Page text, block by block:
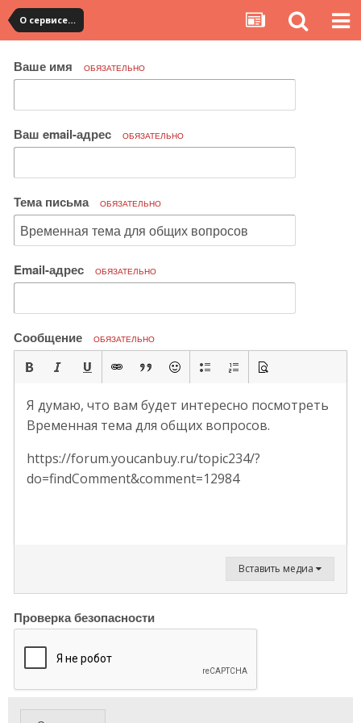
О сервисе, сайте и форуме
Ваше имя ОБЯЗАТЕЛЬНО
Ваш email-адрес ОБЯЗАТЕЛЬНО
Тема письма ОБЯЗАТЕЛЬНО
Email-адрес ОБЯЗАТЕЛЬНО
Сообщение ОБЯЗАТЕЛЬНО
Я думаю, что вам будет интересно посмотреть
Временная тема для общих вопросов.
https://forum.youcanbuy.ru/topic234/?
do=findComment&comment=12984
Вставить медиа
Проверка безопасности